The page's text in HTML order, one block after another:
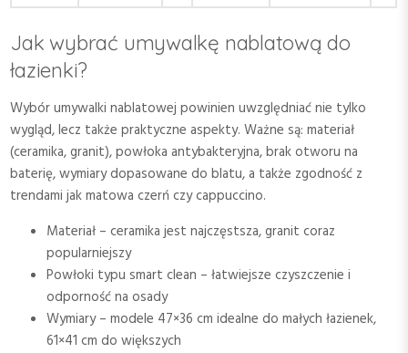
Jak wybrać umywalkę nablatową do
łazienki?
Wybór umywalki nablatowej powinien uwzględniać nie tylko
wygląd, lecz także praktyczne aspekty. Ważne są: materiał
(ceramika, granit), powłoka antybakteryjna, brak otworu na
baterię, wymiary dopasowane do blatu, a także zgodność z
trendami jak matowa czerń czy cappuccino.
Materiał – ceramika jest najczęstsza, granit coraz
popularniejszy
Powłoki typu smart clean – łatwiejsze czyszczenie i
odporność na osady
Wymiary – modele 47×36 cm idealne do małych łazienek,
61×41 cm do większych